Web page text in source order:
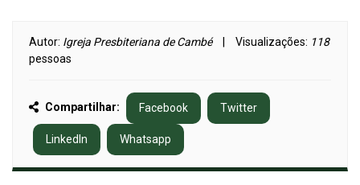
Autor: Igreja Presbiteriana de Cambé| Visualizações: 118
pessoas
Compartilhar: Facebook Twitter
LinkedIn Whatsapp